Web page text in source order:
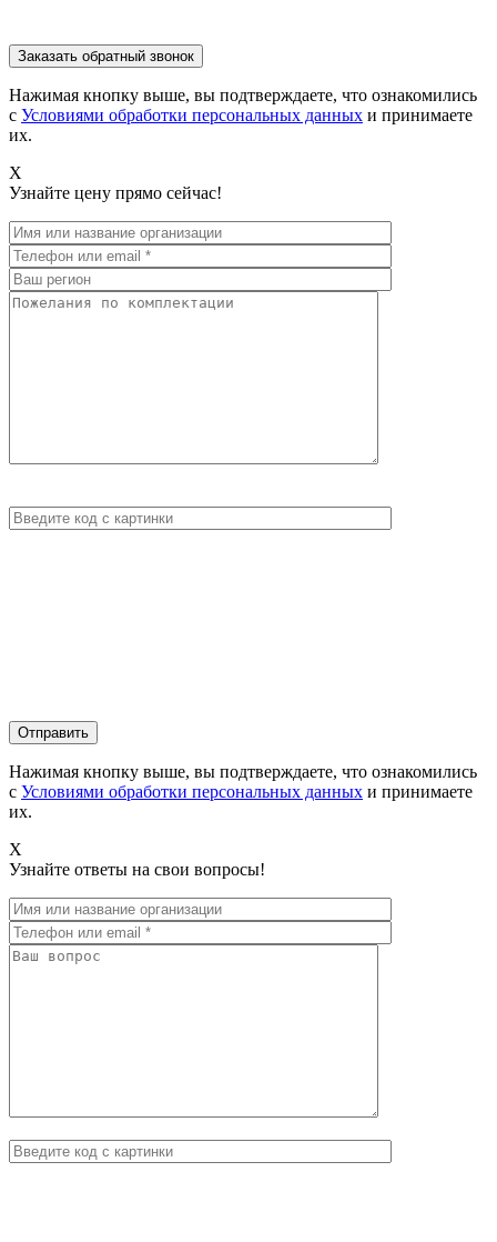
Нажимая кнопку выше, вы подтверждаете, что ознакомились
с Условиями обработки персональных данных и принимаете
их.
X
Узнайте цену прямо сейчас!
Нажимая кнопку выше, вы подтверждаете, что ознакомились
с Условиями обработки персональных данных и принимаете
их.
X
Узнайте ответы на свои вопросы!